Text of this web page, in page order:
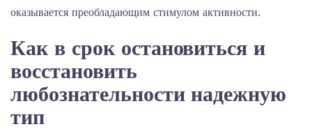
оказывается преобладающим стимулом активности.
Как в срок остановиться и
восстановить
любознательности надежную
тип